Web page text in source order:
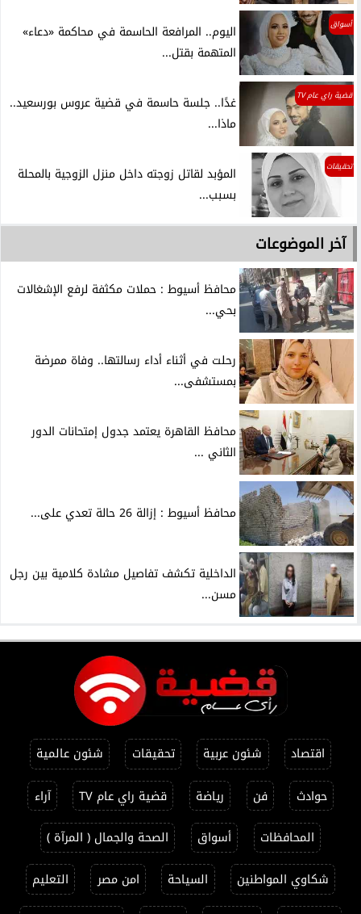
أسواق
اليوم.. المرافعة الحاسمة في محاكمة «دعاء»
المتهمة بقتل...
قضية راي عام TV
غدًا.. جلسة حاسمة في قضية عروس بورسعيد..
ماذا...
تحقيقات
المؤبد لقاتل زوجته داخل منزل الزوجية بالمحلة
بسبب...
آخر الموضوعات
محافظ أسيوط : حملات مكثفة لرفع الإشغالات
بحي...
رحلت في أثناء أداء رسالتها.. وفاة ممرضة
بمستشفى...
محافظ القاهرة يعتمد جدول إمتحانات الدور
الثاني ...
محافظ أسيوط : إزالة 26 حالة تعدي على...
الداخلية تكشف تفاصيل مشادة كلامية بين رجل
مسن...
اقتصاد شئون عربية تحقيقات
شئون عالمية
حوادث
فن رياضة قضية راي عام TV
آراء
المحافظات
أسواق
الصحة والجمال ( المرآة )
شكاوي المواطنين
السياحة امن مصر
التعليم